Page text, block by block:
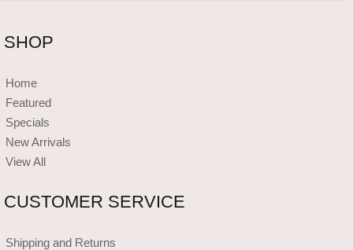
SHOP
Home
Featured
Specials
New Arrivals
View All
CUSTOMER SERVICE
Shipping and Returns